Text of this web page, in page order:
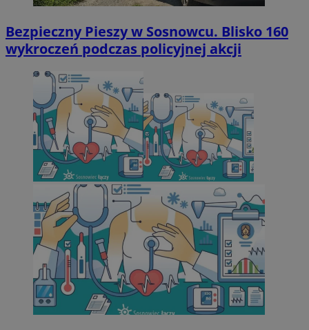
Bezpieczny Pieszy w Sosnowcu. Blisko 160
wykroczeń podczas policyjnej akcji